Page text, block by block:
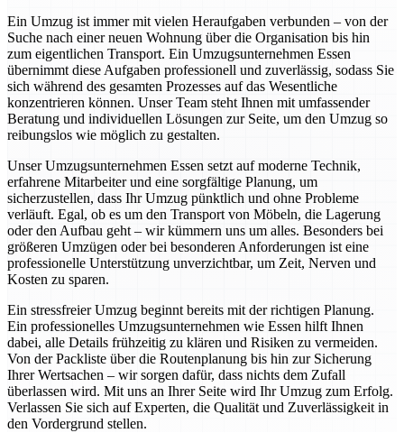
Ein Umzug ist immer mit vielen Heraufgaben verbunden – von der
Suche nach einer neuen Wohnung über die Organisation bis hin
zum eigentlichen Transport. Ein Umzugsunternehmen Essen
übernimmt diese Aufgaben professionell und zuverlässig, sodass Sie
sich während des gesamten Prozesses auf das Wesentliche
konzentrieren können. Unser Team steht Ihnen mit umfassender
Beratung und individuellen Lösungen zur Seite, um den Umzug so
reibungslos wie möglich zu gestalten.
Unser Umzugsunternehmen Essen setzt auf moderne Technik,
erfahrene Mitarbeiter und eine sorgfältige Planung, um
sicherzustellen, dass Ihr Umzug pünktlich und ohne Probleme
verläuft. Egal, ob es um den Transport von Möbeln, die Lagerung
oder den Aufbau geht – wir kümmern uns um alles. Besonders bei
größeren Umzügen oder bei besonderen Anforderungen ist eine
professionelle Unterstützung unverzichtbar, um Zeit, Nerven und
Kosten zu sparen.
Ein stressfreier Umzug beginnt bereits mit der richtigen Planung.
Ein professionelles Umzugsunternehmen wie Essen hilft Ihnen
dabei, alle Details frühzeitig zu klären und Risiken zu vermeiden.
Von der Packliste über die Routenplanung bis hin zur Sicherung
Ihrer Wertsachen – wir sorgen dafür, dass nichts dem Zufall
überlassen wird. Mit uns an Ihrer Seite wird Ihr Umzug zum Erfolg.
Verlassen Sie sich auf Experten, die Qualität und Zuverlässigkeit in
den Vordergrund stellen.